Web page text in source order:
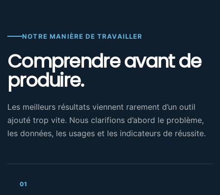
NOTRE MANIÈRE DE TRAVAILLER
Comprendre avant de
produire.
Les meilleurs résultats viennent rarement d’un outil
ajouté trop vite. Nous clarifions d’abord le problème,
les données, les usages et les indicateurs de réussite.
01